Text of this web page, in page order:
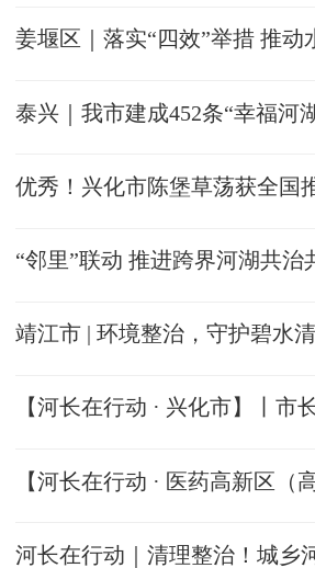
姜堰区｜落实“四效”举措 推动
优秀！兴化市陈堡草荡获全国
“邻里”联动 推进跨界河湖共治
靖江市 | 环境整治，守护碧水清
河长在行动｜清理整治！城乡